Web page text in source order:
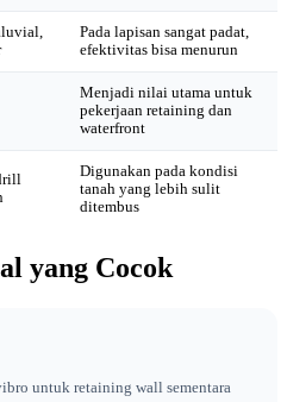
Pada lapisan sangat padat,
efektivitas bisa menurun
Menjadi nilai utama untuk
pekerjaan retaining dan
waterfront
Digunakan pada kondisi
tanah yang lebih sulit
ditembus
yang Cocok
untuk retaining wall sementara